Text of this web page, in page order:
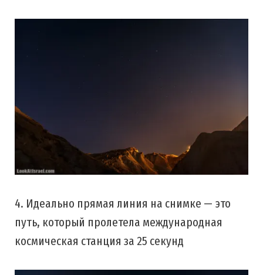
4. Идеально прямая линия на снимке — это
путь, который пролетела международная
космическая станция за 25 секунд